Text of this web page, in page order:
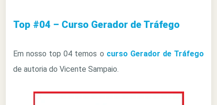
Top #04 – Curso Gerador de Tráfego
Em nosso top 04 temos o curso Gerador de Tráfego
de autoria do Vicente Sampaio.